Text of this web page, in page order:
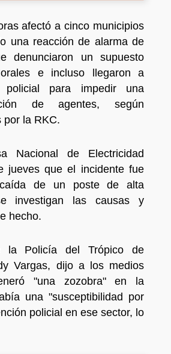
afectó a cinco municipios
una reacción de alarma de
denunciaron un supuesto
e incluso llegaron a
para impedir una
de agentes, según
por la RKC.
Nacional de Electricidad
jueves que el incidente fue
de un poste de alta
investigan las causas y
hecho.
la Policía del Trópico de
Vargas, dijo a los medios
"una zozobra" en la
una "susceptibilidad por
policial en ese sector, lo